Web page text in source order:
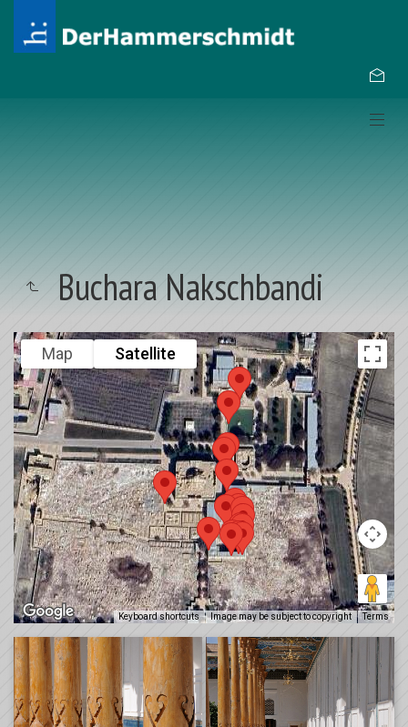
Buchara Nakschbandi
Map Satellite
Keyboard shortcuts Image may be subject to copyright Terms